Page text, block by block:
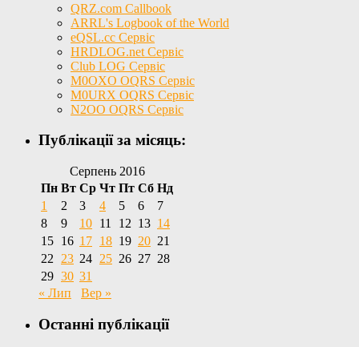
QRZ.com Callbook
ARRL's Logbook of the World
eQSL.cc Сервіс
HRDLOG.net Сервіс
Club LOG Сервіс
M0OXO OQRS Сервіс
M0URX OQRS Сервіс
N2OO OQRS Сервіс
Публікації за місяць:
Серпень 2016
Пн Вт Ср Чт Пт Сб Нд
1
2 3 4 5 6
7
8
9 10 11 12 13 14
15 16 17 18 19 20 21
22
23 24 25 26 27 28
29 30 31
« Лип
Вер »
Останні публікації